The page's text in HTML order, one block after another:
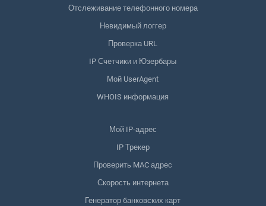
Отслеживание телефонного номера
Невидимый логгер
Проверка URL
IP Счетчики и Юзербары
Мой UserAgent
WHOIS информация
Мой IP-адрес
IP Трекер
Проверить MAC адрес
Скорость интернета
Генератор банковских карт